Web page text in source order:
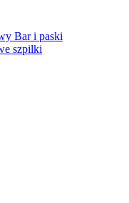
Bar i paski
szpilki